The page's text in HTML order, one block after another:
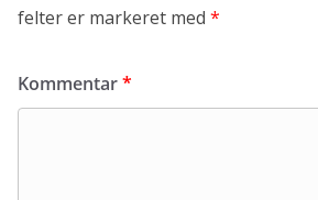
felter er markeret med *
Kommentar*